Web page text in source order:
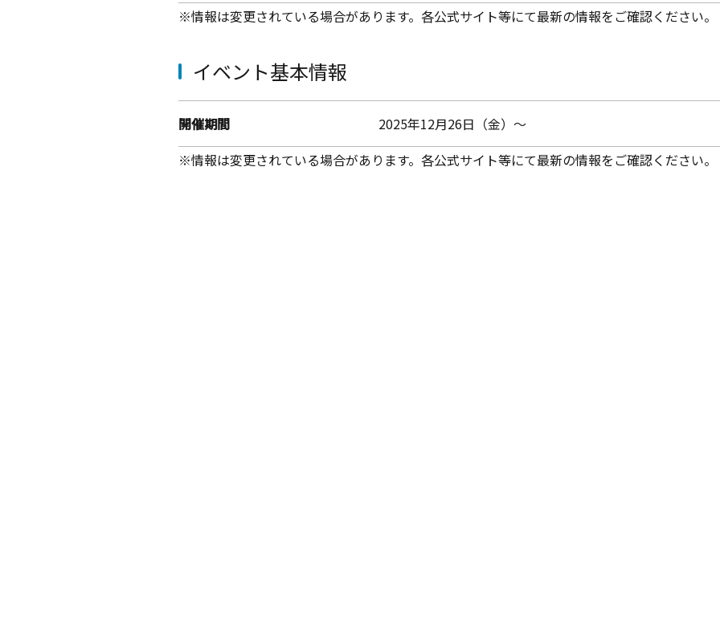
※情報は変更されている場合があります。各公式サイト等にて最新の情報をご確認ください。
イベント基本情報
開催期間
2025年12月26日（金）～
※情報は変更されている場合があります。各公式サイト等にて最新の情報をご確認ください。